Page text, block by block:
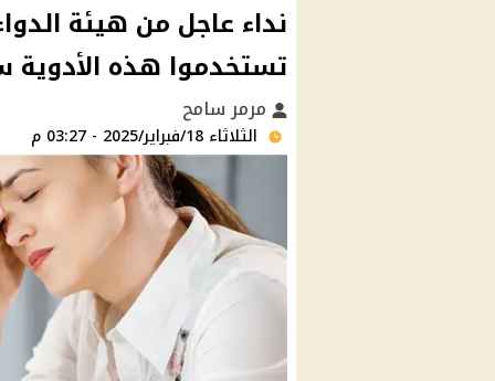
نداء عاجل من هيئة
تستخدموا هذه
مرمر سامح
الثلاثاء 18/فبراير/2025 - 03:27 م